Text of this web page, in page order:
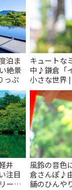
泊ま
絶景
っぷ
キュートな
中♪鎌倉「
小さな世界
井
注目
ー開
風鈴の音色
倉さんぽ♪
舗のひんや